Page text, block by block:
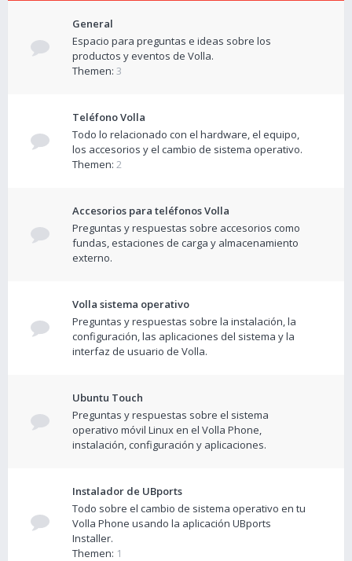
General
Espacio para preguntas e ideas sobre los
productos y eventos de Volla.
Themen: 3
Teléfono Volla
Todo lo relacionado con el hardware, el equipo,
los accesorios y el cambio de sistema operativo.
Themen: 2
Accesorios para teléfonos Volla
Preguntas y respuestas sobre accesorios como
fundas, estaciones de carga y almacenamiento
externo.
Volla sistema operativo
Preguntas y respuestas sobre la instalación, la
configuración, las aplicaciones del sistema y la
interfaz de usuario de Volla.
Ubuntu Touch
Preguntas y respuestas sobre el sistema
operativo móvil Linux en el Volla Phone,
instalación, configuración y aplicaciones.
Instalador de UBports
Todo sobre el cambio de sistema operativo en tu
Volla Phone usando la aplicación UBports
Installer.
Themen: 1